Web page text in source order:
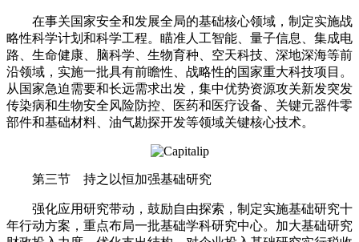
在事关国家安全和发展全局的基础核心领域，制定实施战
略性科学计划和科学工程。瞄准人工智能、量子信息、集成电
路、生命健康、脑科学、生物育种、空天科技、深地深海等前
沿领域，实施一批具有前瞻性、战略性的国家重大科技项目。
从国家急迫需要和长远需求出发，集中优势资源攻关新发突发
传染病和生物安全风险防控、医药和医疗设备、关键元器件零
部件和基础材料、油气勘探开发等领域关键核心技术。
第三节 持之以恒加强基础研究
强化应用研究带动，鼓励自由探索，制定实施基础研究十
年行动方案，重点布局一批基础学科研究中心。加大基础研究